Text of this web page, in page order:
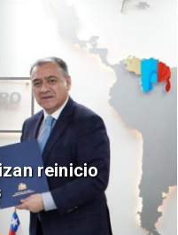
reinicio